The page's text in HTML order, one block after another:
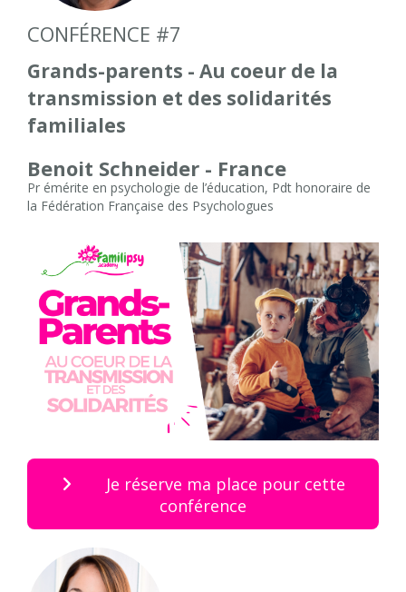
CONFÉRENCE #7
Grands-parents - Au coeur de la
transmission et des solidarités
familiales
Benoit Schneider - France
Pr émérite en psychologie de l’éducation, Pdt honoraire de
la Fédération Française des Psychologues
Je réserve ma place pour cette
conférence